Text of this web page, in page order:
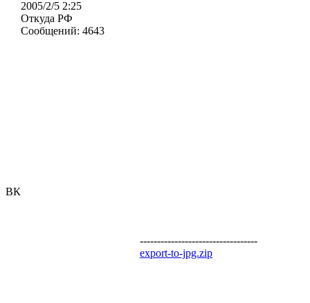
ВК
2005/2/5 2:25
Откуда РФ
Сообщений: 4643
----------------------------------
export-to-jpg.zip